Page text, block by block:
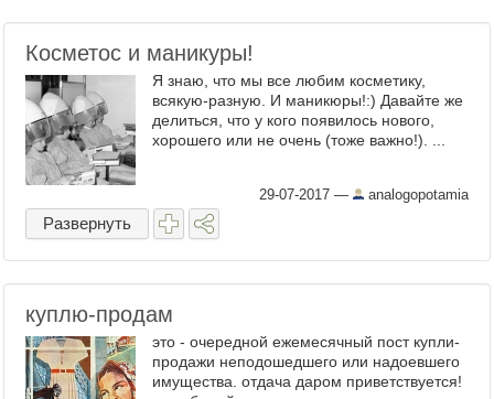
Косметос и маникуры!
Я знаю, что мы все любим косметику,
всякую-разную. И маникюры!:) Давайте же
делиться, что у кого появилось нового,
хорошего или не очень (тоже важно!). ...
29-07-2017 — analogopotamia
Развернуть
куплю-продам
это - очередной ежемесячный пост купли-
продажи неподошедшего или надоевшего
имущества. отдача даром приветствуется!